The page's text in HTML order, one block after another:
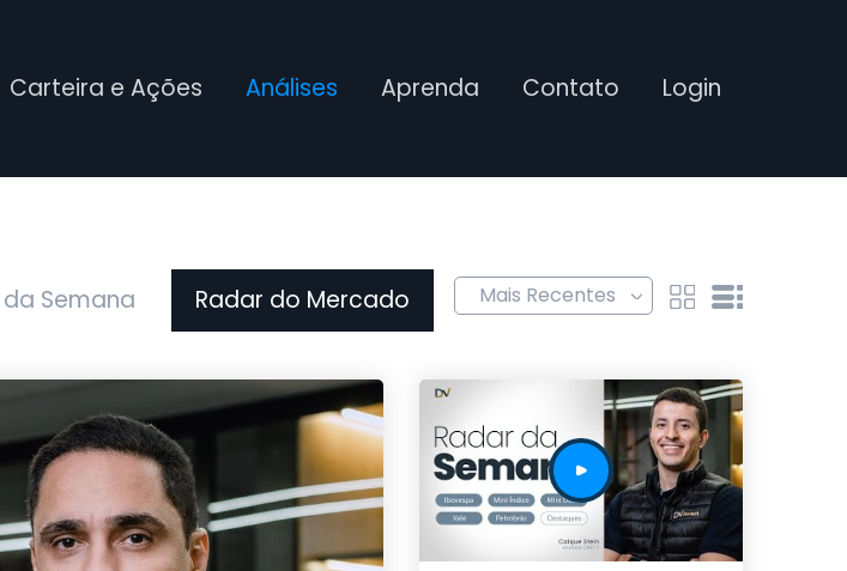
Carteira e Ações Análises Aprenda Contato Login
Semana Radar do Mercado